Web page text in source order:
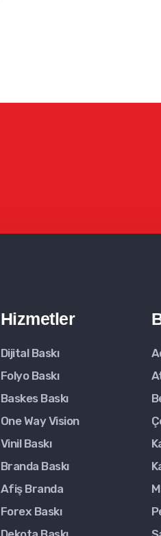
Hizmetler
Dijital Baskı
Folyo Baskı
Baskes Baskı
One Way Vision
Vinil Baskı
Branda Baskı
Afiş Branda
Forex Baskı